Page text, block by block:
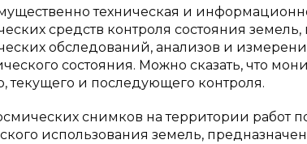
техническая и
средств контроля состояния
обследований, анализов и
состояния. Можно сказать, что
текущего и последующего контроля.
снимков на территории работ
использования земель,